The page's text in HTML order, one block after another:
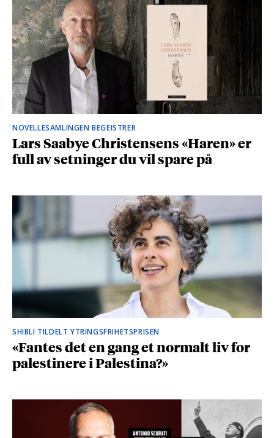
NOVELLESAMLINGEN BEGEISTRER
Lars Saabye Christensens «Haren» er
full av setninger du vil spare på
SHIBLI TILDELT YTRINGSFRIHETSPRISEN
«Fantes det en gang et normalt liv for
palestinere i Palestina?»